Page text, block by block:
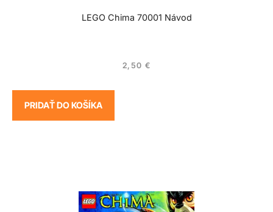
LEGO Chima 70001 Návod
2,50 €
PRIDAŤ DO KOŠÍKA